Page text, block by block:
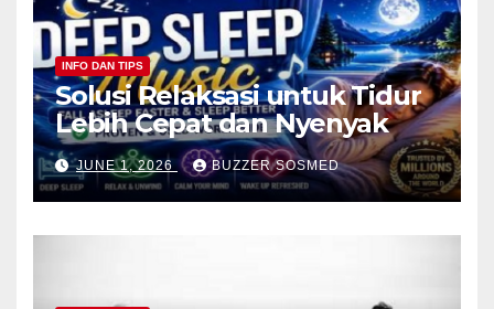
INFO DAN TIPS
Solusi Relaksasi untuk Tidur
Lebih Cepat dan Nyenyak
JUNE 1, 2026 BUZZER SOSMED